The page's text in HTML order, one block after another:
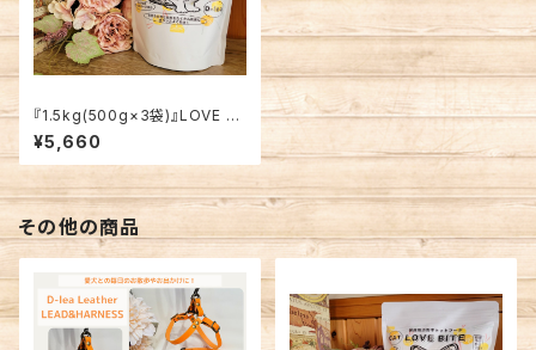
『1.5kg(500g×3袋)』LOVE BI
TE キャット【愛猫用】
¥5,660
その他の商品